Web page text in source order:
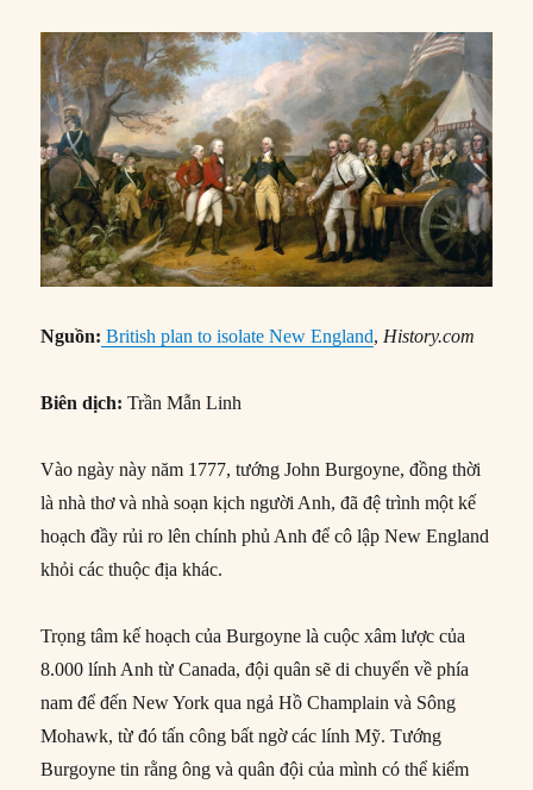
Nguồn: British plan to isolate New England, History.com
Biên dịch: Trần Mẫn Linh
Vào ngày này năm 1777, tướng John Burgoyne, đồng thời
là nhà thơ và nhà soạn kịch người Anh, đã đệ trình một kế
hoạch đầy rủi ro lên chính phủ Anh để cô lập New England
khỏi các thuộc địa khác.
Trọng tâm kế hoạch của Burgoyne là cuộc xâm lược của
8.000 lính Anh từ Canada, đội quân sẽ di chuyển về phía
nam để đến New York qua ngả Hồ Champlain và Sông
Mohawk, từ đó tấn công bất ngờ các lính Mỹ. Tướng
Burgoyne tin rằng ông và quân đội của mình có thể kiểm